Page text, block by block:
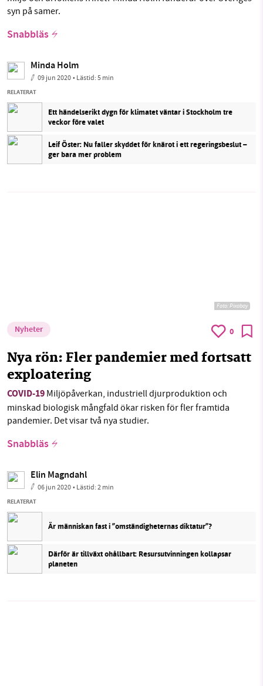
syn på samer.
Snabbläs
Minda Holm
09 jun 2020• Lästid:5 min
RELATERAT
Ett händelserikt dygn för klimatet väntar i Stockholm tre
veckor före valet
Leif Öster: Nu faller skyddet för knärot i ett regeringsbeslut –
ger bara mer problem
Foto: Pixabay
Nyheter 0
Nya rön: Fler pandemier med fortsatt
exploatering
COVID-19 Miljöpåverkan, industriell djurproduktion och
minskad biologisk mångfald ökar risken för fler framtida
pandemier. Det visar två nya studier.
Snabbläs
Elin Magndahl
06 jun 2020• Lästid:2 min
RELATERAT
Är människan fast i ”omständigheternas diktatur”?
Därför är tillväxt ohållbart: Resursutvinningen kollapsar
planeten